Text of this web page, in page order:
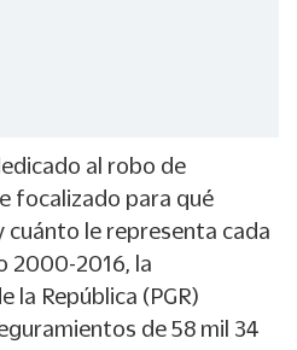
al robo de
focalizado para qué
cuánto le representa cada
2000-2016, la
la República (PGR)
de 58 mil 34